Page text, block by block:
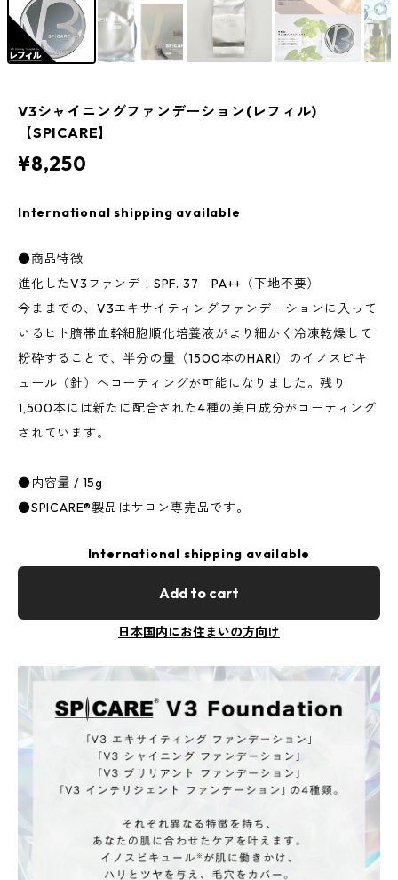
V3シャイニングファンデーション(レフィル)
【SPICARE】
¥8,250
International shipping available
●商品特徴
進化したV3ファンデ！SPF. 37 PA++（下地不要）
今ままでの、V3エキサイティングファンデーションに入って
いるヒト臍帯血幹細胞順化培養液がより細かく冷凍乾燥して
粉砕することで、半分の量（1500本のHARI）のイノスピキ
ュール（針）へコーティングが可能になりました。残り
1,500本には新たに配合された4種の美白成分がコーティング
されています。
●内容量 / 15g
●SPICARE®製品はサロン専売品です。
International shipping available
Add to cart
日本国内にお住まいの方向け